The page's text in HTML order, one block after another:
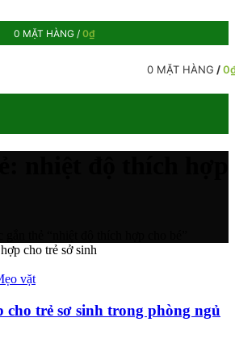
0 MẶT HÀNG / 0₫
0 MẶT HÀNG /0
vặt
cho trẻ sơ sinh trong phòng ngủ